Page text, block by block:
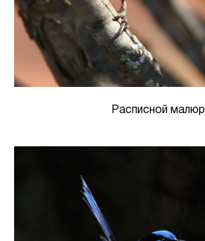
Расписной малюр